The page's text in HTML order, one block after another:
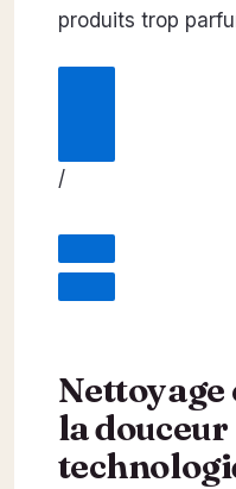
produits trop
/
Nettoyage
la douceur